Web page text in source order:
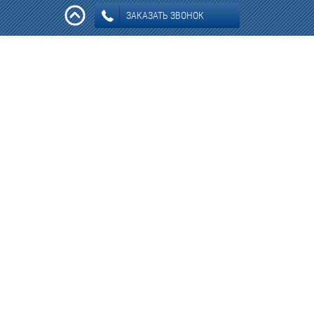
ЗАКАЗАТЬ ЗВОНОК